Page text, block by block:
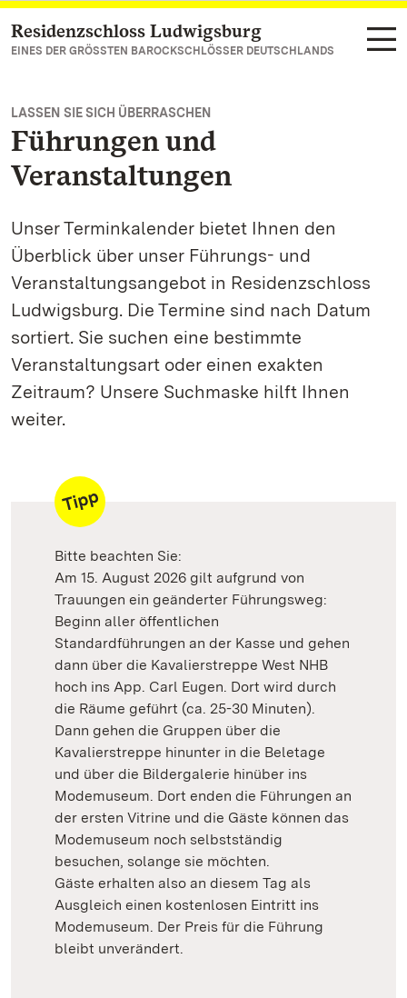
Zum Hauptinhalt springen
Residenzschloss Ludwigsburg
EINES DER GRÖSSTEN BAROCKSCHLÖSSER DEUTSCHLANDS
LASSEN SIE SICH ÜBERRASCHEN
Führungen und
Veranstaltungen
Unser Terminkalender bietet Ihnen den
Überblick über unser Führungs- und
Veranstaltungsangebot in Residenzschloss
Ludwigsburg. Die Termine sind nach Datum
sortiert. Sie suchen eine bestimmte
Veranstaltungsart oder einen exakten
Zeitraum? Unsere Suchmaske hilft Ihnen
weiter.
Bitte beachten Sie:
Am 15. August 2026 gilt aufgrund von
Trauungen ein geänderter Führungsweg:
Beginn aller öffentlichen
Standardführungen an der Kasse und gehen
dann über die Kavalierstreppe West NHB
hoch ins App. Carl Eugen. Dort wird durch
die Räume geführt (ca. 25-30 Minuten).
Dann gehen die Gruppen über die
Kavalierstreppe hinunter in die Beletage
und über die Bildergalerie hinüber ins
Modemuseum. Dort enden die Führungen an
der ersten Vitrine und die Gäste können das
Modemuseum noch selbstständig
besuchen, solange sie möchten.
Gäste erhalten also an diesem Tag als
Ausgleich einen kostenlosen Eintritt ins
Modemuseum. Der Preis für die Führung
bleibt unverändert.